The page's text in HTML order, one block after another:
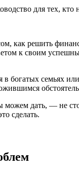
как решить
к своим
богатых семьях
дать, — не
сделать.